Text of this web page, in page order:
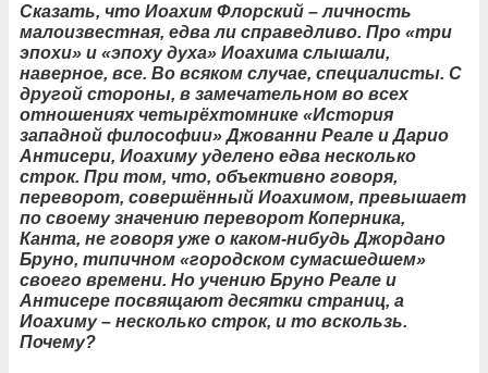
Сказать, что Иоахим Флорский – личность
малоизвестная, едва ли справедливо. Про «три
эпохи» и «эпоху духа» Иоахима слышали,
наверное, все. Во всяком случае, специалисты. С
другой стороны, в замечательном во всех
отношениях четырёхтомнике «История
западной философии» Джованни Реале и Дарио
Антисери, Иоахиму уделено едва несколько
строк. При том, что, объективно говоря,
переворот, совершённый Иоахимом, превышает
по своему значению переворот Коперника,
Канта, не говоря уже о каком-нибудь Джордано
Бруно, типичном «городском сумасшедшем»
своего времени. Но учению Бруно Реале и
Антисере посвящают десятки страниц, а
Иоахиму – несколько строк, и то вскользь.
Почему?